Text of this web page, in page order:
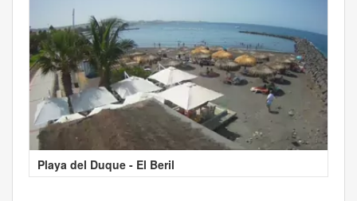
Playa del Duque - El Beril